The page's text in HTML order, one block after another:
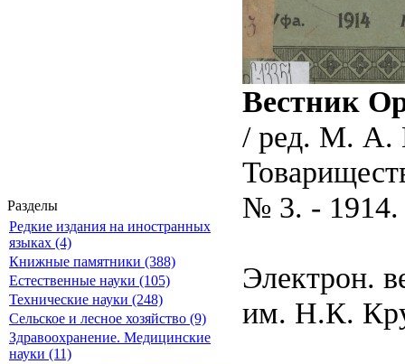
Разделы
Редкие издания на иностранных
языках (4)
Книжные памятники (388)
Естественные науки (105)
Технические науки (248)
Сельское и лесное хозяйство (9)
Здравоохранение. Медицинские
науки (11)
Вестник
/ ред. М. А.
№ 3. - 1914.
Электрон.
им. Н.К.